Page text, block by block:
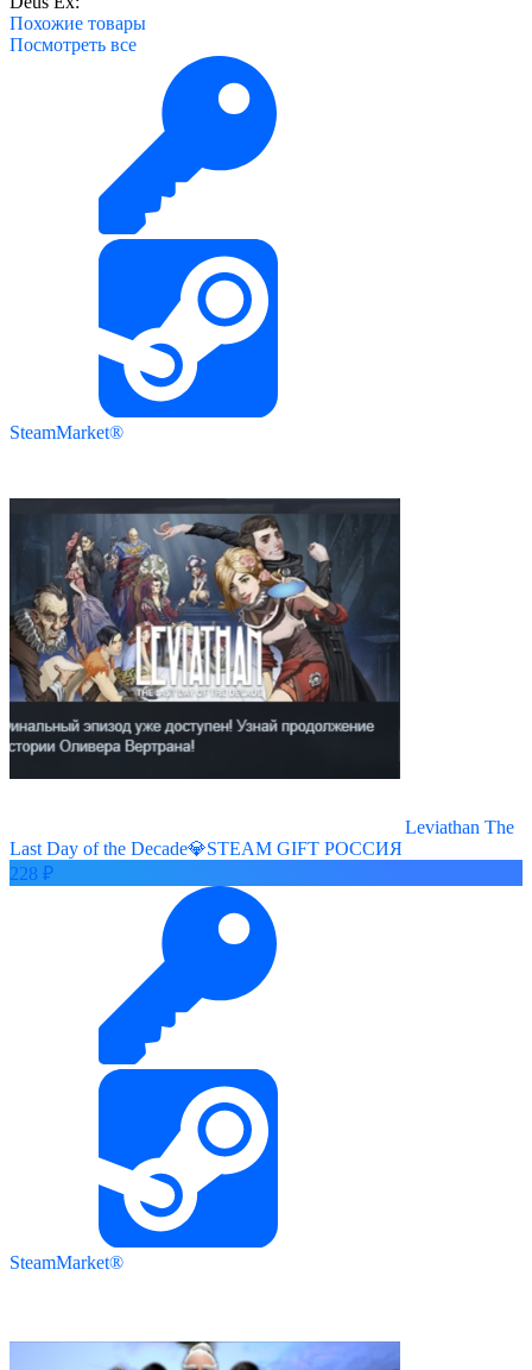
Похожие товары
Посмотреть все
SteamMarket®
Leviathan The
Last Day of the Decade💎STEAM GIFT РОССИЯ
228 ₽
SteamMarket®